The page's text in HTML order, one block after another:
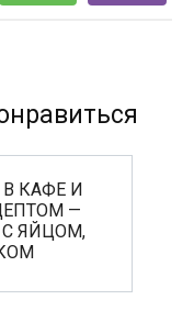
КАФЕ И
—
ЯЙЦОМ,